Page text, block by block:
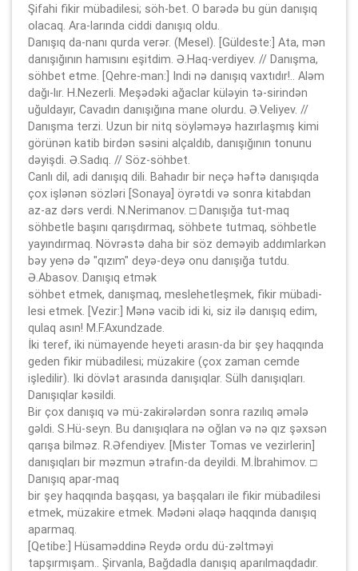
Şifahi fikir mübadilesi; söh-bet. O barədə bu gün danışıq
olacaq. Ara-larında ciddi danışıq oldu.
Danışıq da-nanı qurda verər. (Mesel). [Güldeste:] Ata, mən
danışığının hamısını eşitdim. Ə.Haq-verdiyev. // Danışma,
söhbet etme. [Qehre-man:] Indi nə danışıq vaxtıdır!.. Aləm
dağı-lır. H.Nezerli. Meşədəki ağaclar küləyin tə-sirindən
uğuldayır, Cavadın danışığına mane olurdu. Ə.Veliyev. //
Danışma terzi. Uzun bir nitq söyləməyə hazırlaşmış kimi
görünən katib birdən səsini alçaldıb, danışığının tonunu
dəyişdi. Ə.Sadıq. // Söz-söhbet.
Canlı dil, adi danışıq dili. Bahadır bir neçə həftə danışıqda
çox işlənən sözləri [Sonaya] öyrətdi və sonra kitabdan
az-az dərs verdi. N.Nerimanov. □ Danışığa tut-maq
söhbetle başını qarışdırmaq, söhbete tutmaq, söhbetle
yayındırmaq. Növrəstə daha bir söz deməyib addımlarkən
bəy yenə də "qızım" deyə-deyə onu danışığa tutdu.
Ə.Abasov. Danışıq etmək
söhbet etmek, danışmaq, meslehetleşmek, fikir mübadi-
lesi etmek. [Vezir:] Mənə vacib idi ki, siz ilə danışıq edim,
qulaq asın! M.F.Axundzade.
İki teref, iki nümayende heyeti arasın-da bir şey haqqında
geden fikir mübadilesi; müzakire (çox zaman cemde
işledilir). Iki dövlət arasında danışıqlar. Sülh danışıqları.
Danışıqlar kəsildi.
Bir çox danışıq və mü-zakirələrdən sonra razılıq əmələ
gəldi. S.Hü-seyn. Bu danışıqlara nə oğlan və nə qız şəxsən
qarışa bilməz. R.Əfendiyev. [Mister Tomas ve vezirlerin]
danışıqları bir məzmun ətrafın-da deyildi. M.İbrahimov. □
Danışıq apar-maq
bir şey haqqında başqası, ya başqaları ile fikir mübadilesi
etmek, müzakire etmek. Mədəni əlaqə haqqında danışıq
aparmaq.
[Qetibe:] Hüsaməddinə Reydə ordu dü-zəltməyi
tapşırmışam.. Şirvanla, Bağdadla danışıq aparılmaqdadır.